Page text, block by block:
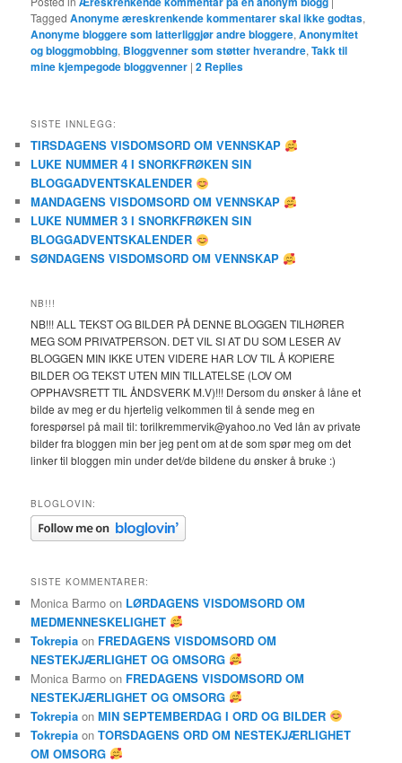
Tagged Anonyme æreskrenkende kommentarer skal ikke godtas,
Anonyme bloggere som latterliggjør andre bloggere,Anonymitet
og bloggmobbing, Bloggvenner som støtter hverandre,Takk til
mine kjempegode bloggvenner |2 Replies
SISTE INNLEGG:
TIRSDAGENS VISDOMSORD OM VENNSKAP
LUKE NUMMER 4 I SNORKFRØKEN SIN
BLOGGADVENTSKALENDER
MANDAGENS VISDOMSORD OM VENNSKAP
LUKE NUMMER 3 I SNORKFRØKEN SIN
BLOGGADVENTSKALENDER
SØNDAGENS VISDOMSORD OM VENNSKAP
NB!!!
NB!!! ALL TEKST OG BILDER PÅ DENNE BLOGGEN TILHØRER
MEG SOM PRIVATPERSON. DET VIL SI AT DU SOM LESER AV
BLOGGEN MIN IKKE UTEN VIDERE HAR LOV TIL Å KOPIERE
BILDER OG TEKST UTEN MIN TILLATELSE (LOV OM
OPPHAVSRETT TIL ÅNDSVERK M.V)!!! Dersom du ønsker å låne et
bilde av meg er du hjertelig velkommen til å sende meg en
forespørsel på mail til: torilkremmervik@yahoo.no Ved lån av private
bilder fra bloggen min ber jeg pent om at de som spør meg om det
linker til bloggen min under det/de bildene du ønsker å bruke :)
BLOGLOVIN:
SISTE KOMMENTARER:
Monica Barmo on LØRDAGENS VISDOMSORD OM
MEDMENNESKELIGHET
Tokrepia on FREDAGENS VISDOMSORD OM
NESTEKJÆRLIGHET OG OMSORG
Monica Barmo on FREDAGENS VISDOMSORD OM
NESTEKJÆRLIGHET OG OMSORG
Tokrepia onMIN SEPTEMBERDAG I ORD OG BILDER
Tokrepia onTORSDAGENS ORD OM NESTEKJÆRLIGHET
OM OMSORG